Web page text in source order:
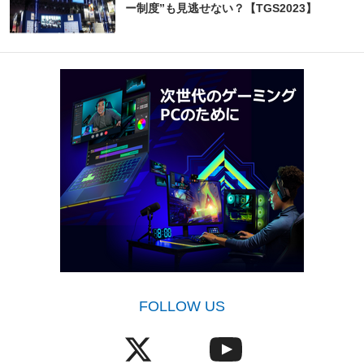
ー制度”も見逃せない？【TGS2023】
FOLLOW US